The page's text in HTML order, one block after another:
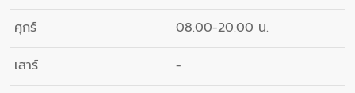
ศุกร์
08.00-20.00 น.
เสาร์
-